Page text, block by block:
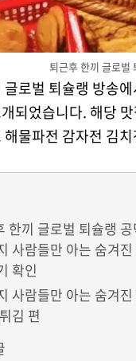
퇴근후 한끼 글로벌
글로벌 퇴슐랭 방송
되었습니다. 해당
해물파전 감자전 김
한끼 글로벌 퇴슐랭
사람들만 아는 숨겨
확인
사람들만 아는 숨겨
김 편